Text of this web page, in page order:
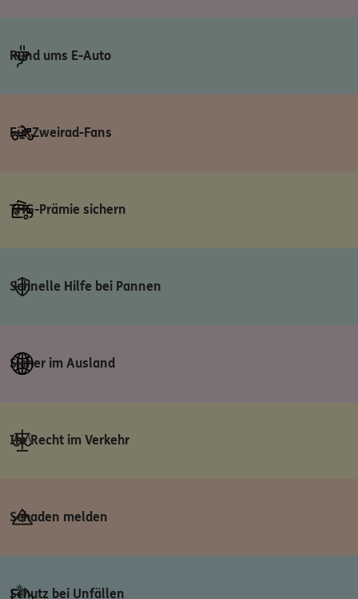
Rund ums E-Auto
Für Zweirad-Fans
THG-Prämie sichern
Schnelle Hilfe bei Pannen
Sicher im Ausland
Ihr Recht im Verkehr
Schaden melden
Schutz bei Unfällen